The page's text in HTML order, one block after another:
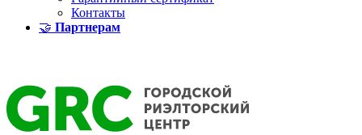
Контакты
🤝 Партнерам